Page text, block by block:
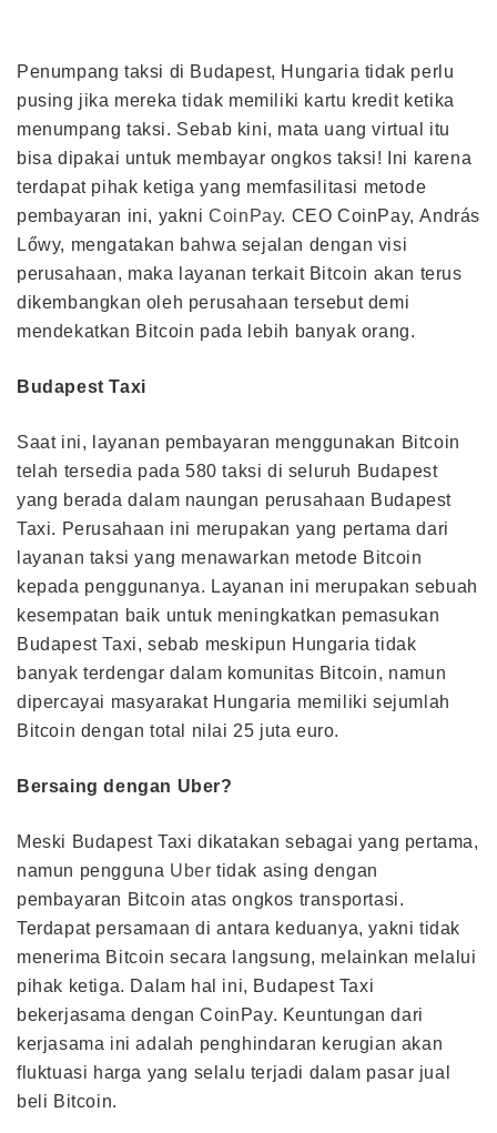
Penumpang taksi di Budapest, Hungaria tidak perlu
pusing jika mereka tidak memiliki kartu kredit ketika
menumpang taksi. Sebab kini, mata uang virtual itu
bisa dipakai untuk membayar ongkos taksi! Ini karena
terdapat pihak ketiga yang memfasilitasi metode
pembayaran ini, yakniCoinPay. CEO CoinPay, András
Lőwy, mengatakan bahwa sejalan dengan visi
perusahaan, maka layanan terkait Bitcoin akan terus
dikembangkan oleh perusahaan tersebut demi
mendekatkan Bitcoin pada lebih banyak orang.
Budapest Taxi
Saat ini, layanan pembayaran menggunakan Bitcoin
telah tersedia pada 580 taksi di seluruh Budapest
yang berada dalam naungan perusahaan Budapest
Taxi. Perusahaan ini merupakan yang pertama dari
layanan taksi yang menawarkan metode Bitcoin
kepada penggunanya. Layanan ini merupakan sebuah
kesempatan baik untuk meningkatkan pemasukan
Budapest Taxi, sebab meskipun Hungaria tidak
banyak terdengar dalam komunitas Bitcoin, namun
dipercayai masyarakat Hungaria memiliki sejumlah
Bitcoin dengan total nilai 25 juta euro.
Bersaing dengan Uber?
Meski Budapest Taxi dikatakan sebagai yang pertama,
namun pengguna Uber tidak asing dengan
pembayaran Bitcoin atas ongkos transportasi.
Terdapat persamaan di antara keduanya, yakni tidak
menerima Bitcoin secara langsung, melainkan melalui
pihak ketiga. Dalam hal ini, Budapest Taxi
bekerjasama dengan CoinPay. Keuntungan dari
kerjasama ini adalah penghindaran kerugian akan
fluktuasi harga yang selalu terjadi dalam pasar jual
beli Bitcoin.